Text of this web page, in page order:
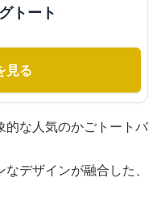
トート
見る
的な人気のかごトートバ
デザインが融合した、